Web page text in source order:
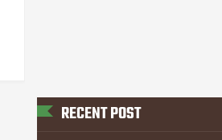
RECENT POST